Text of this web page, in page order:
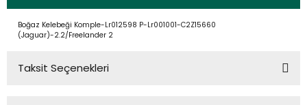
Boğaz Kelebeği Komple-Lr012598 P-Lr001001-C2Z15660
(Jaguar)-2.2/Freelander 2
Taksit Seçenekleri